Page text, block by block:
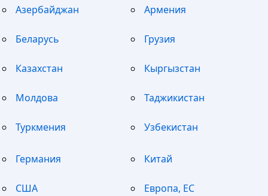
Азербайджан Армения
Беларусь Грузия
Казахстан Кыргызстан
Молдова Таджикистан
Туркмения Узбекистан
Германия Китай
США Европа, ЕС